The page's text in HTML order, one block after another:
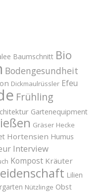
Baumschnitt Bio
Bodengesundheit
Dickmaulrüssler Efeu
Frühling
Gartenequipment
Gräser Hecke
Hortensien Humus
Interview
Kompost Kräuter
Lilien
Nützlinge Obst